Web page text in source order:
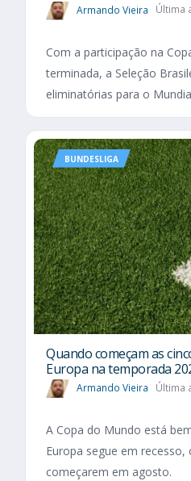
Armando Vieira Última
Com a participação na
terminada, a Seleção
eliminatórias para o
BUNDESLIGA
Quando começam as
Europa na temporada
Armando Vieira Última
A Copa do Mundo está
Europa segue em recesso,
começarem em agosto.